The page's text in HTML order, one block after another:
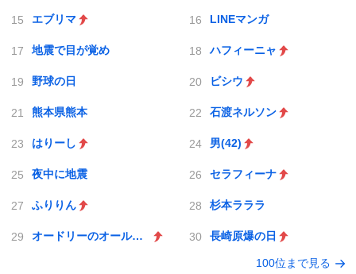
エブリマ LINEマンガ
地震で目が覚め ハフィーニャ
野球の日 ビシウ
熊本県熊本 石渡ネルソン
はりーし 男(42)
夜中に地震 セラフィーナ
ふりりん 杉本ラララ
オードリーのオールナイトニッポン 長崎原爆の日
100位まで見る